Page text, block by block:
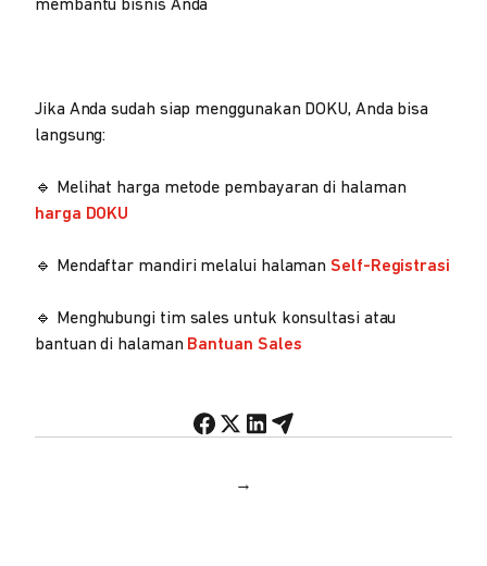
membantu bisnis Anda
Jika Anda sudah siap menggunakan DOKU, Anda bisa
langsung:
🔹 Melihat harga metode pembayaran di halaman
harga DOKU
🔹 Mendaftar mandiri melalui halaman Self-Registrasi
🔹 Menghubungi tim sales untuk konsultasi atau
bantuan di halaman Bantuan Sales
→